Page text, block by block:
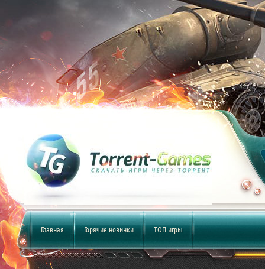
Главная Горячие новинки ТОП игры